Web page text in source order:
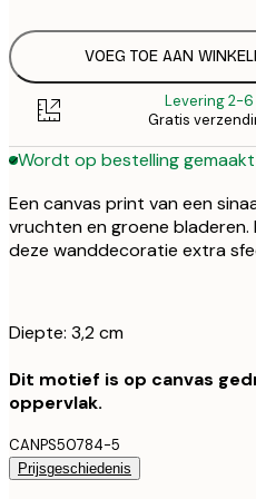
VOEG TOE AAN
Levering 2-
Gratis
Wordt op bestelling gemaakt
Een canvas print van een
vruchten en groene
deze wanddecoratie extra
Diepte: 3,2 cm
Dit motief is op canvas
oppervlak.
CANPS50784-5
Prijsgeschiedenis